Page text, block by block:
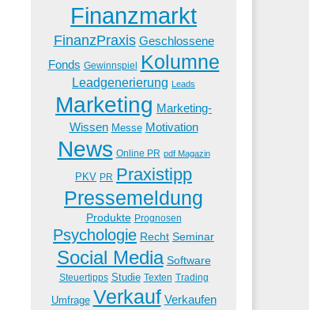
Finanzmarkt
FinanzPraxis Geschlossene
Fonds Gewinnspiel Kolumne
Leadgenerierung Leads
Marketing Marketing-
Wissen Messe Motivation
News Online PR pdf Magazin
PKV PR Praxistipp
Pressemeldung
Produkte Prognosen
Psychologie Recht Seminar
Social Media Software
Steuertipps Studie Texten Trading
Umfrage Verkauf Verkaufen